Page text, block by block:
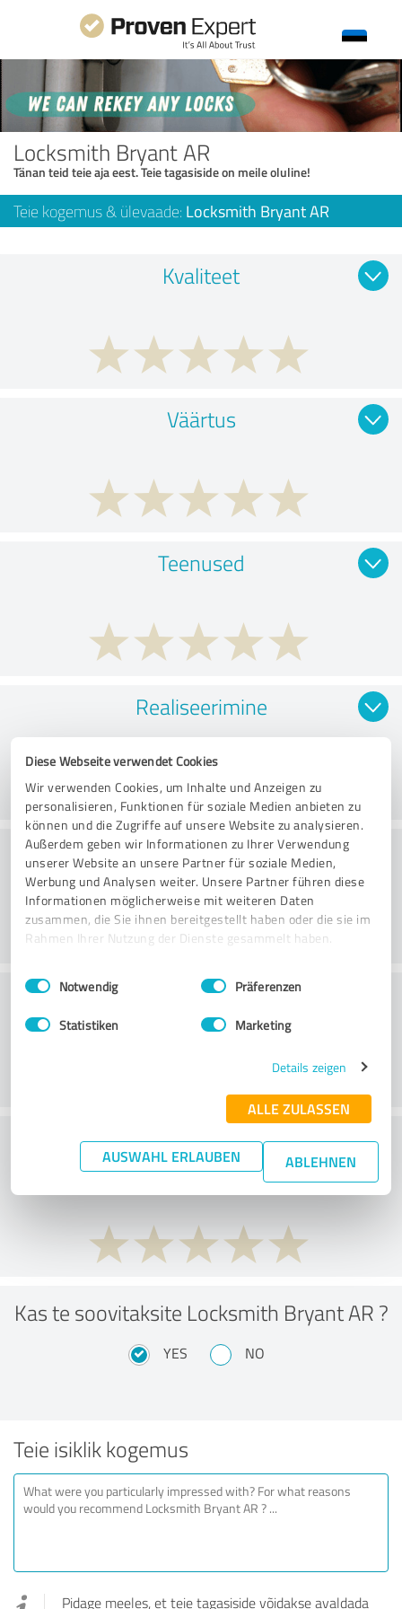
Diese Webseite verwendet Cookies
Wir verwenden Cookies, um Inhalte und Anzeigen zu
personalisieren, Funktionen für soziale Medien anbieten zu
können und die Zugriffe auf unsere Website zu analysieren.
Außerdem geben wir Informationen zu Ihrer Verwendung
unserer Website an unsere Partner für soziale Medien,
Werbung und Analysen weiter. Unsere Partner führen diese
Informationen möglicherweise mit weiteren Daten
zusammen, die Sie ihnen bereitgestellt haben oder die sie im
Rahmen Ihrer Nutzung der Dienste gesammelt haben.
Impressum Datenschutzbestimmungen
Einwilligungsauswahl
Notwendig Präferenzen
Statistiken Marketing
Details zeigen
ALLE ZULASSEN
AUSWAHL ERLAUBEN ABLEHNEN
Locksmith Bryant AR
Tänan teid teie aja eest. Teie tagasiside on meile oluline!
Teie kogemus & ülevaade: Locksmith Bryant AR
Kvaliteet
Väärtus
Teenused
Realiseerimine
Konsultatsioon
Klienditeenindus
What do you think of the price to
performance ratio?
Kas te soovitaksite Locksmith Bryant AR ?
YES NO
Teie isiklik kogemus
Pidage meeles, et teie tagasiside võidakse avaldada